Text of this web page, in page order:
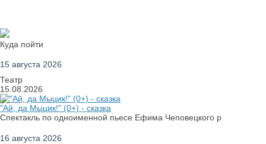
Куда пойти
15 августа 2026
Театр
15.08.2026
"Ай, да Мыцик!" (0+) - сказка
Спектакль по одноименной пьесе Ефима Чеповецкого р
16 августа 2026